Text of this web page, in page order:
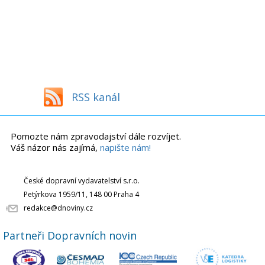
RSS kanál
Pomozte nám zpravodajství dále rozvíjet.
Váš názor nás zajímá, napište nám!
České dopravní vydavatelství s.r.o.
Petýrkova 1959/11, 148 00 Praha 4
redakce@dnoviny.cz
Partneři Dopravních novin